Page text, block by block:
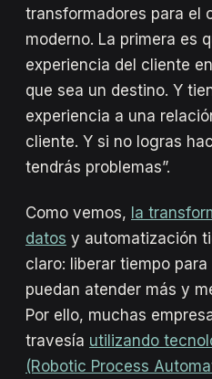
transformadores para el
moderno. La primera es
experiencia del cliente
que sea un destino. Y
experiencia a una
cliente. Y si no logras
tendrás problemas”.
Como vemos, la
datos y automatización
claro: liberar tiempo
puedan atender más y
Por ello, muchas
travesía utilizando
(Robotic Process